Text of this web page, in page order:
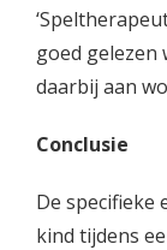
goed
daarbij aan
Conclusie
De specifieke
kind tijdens